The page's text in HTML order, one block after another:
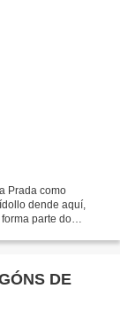
Prada como
dende aquí,
parte do
DE